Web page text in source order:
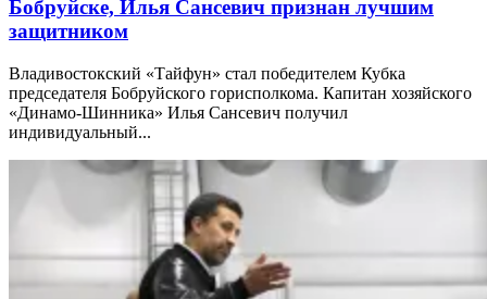
Бобруйске, Илья Сансевич признан лучшим
защитником
Владивостокский «Тайфун» стал победителем Кубка
председателя Бобруйского горисполкома. Капитан хозяйского
«Динамо-Шинника» Илья Сансевич получил
индивидуальный...